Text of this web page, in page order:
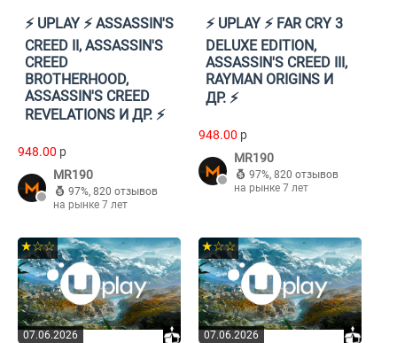
⚡️ UPLAY ⚡️ ASSASSIN'S
CREED II, ASSASSIN'S
CREED
BROTHERHOOD,
ASSASSIN'S CREED
REVELATIONS И ДР. ⚡️
948.00 p
MR190
97%, 820 отзывов
на рынке 7 лет
⚡️ UPLAY ⚡️ FAR CRY 3
DELUXE EDITION,
ASSASSIN'S CREED III,
RAYMAN ORIGINS И
ДР. ⚡️
948.00 p
MR190
97%, 820 отзывов
на рынке 7 лет
07.06.2026
★☆☆
07.06.2026
★☆☆